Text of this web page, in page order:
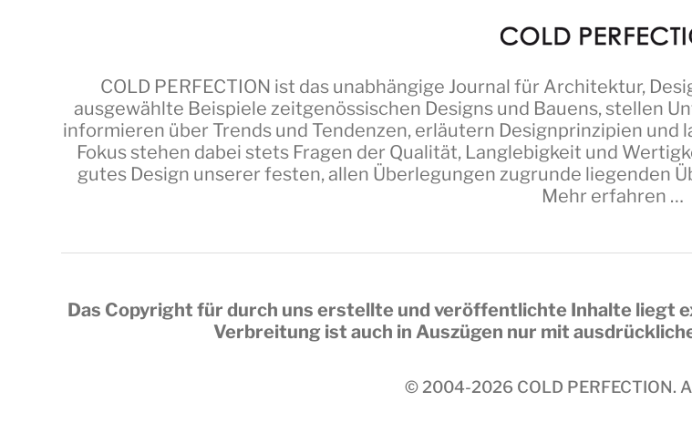
COLD PERFECTION ist das unabhängige Journal für Architektur,
ausgewählte Beispiele zeitgenössischen Designs und Bauens, stellen
informieren über Trends und Tendenzen, erläutern Designprinzipien und
Fokus stehen dabei stets Fragen der Qualität, Langlebigkeit und
gutes Design unserer festen, allen Überlegungen zugrunde liegenden
Mehr erfahren …
Das Copyright für durch uns erstellte und veröffentlichte Inhalte liegt
Verbreitung ist auch in Auszügen nur mit
© 2004-2026 COLD PERFECTION.